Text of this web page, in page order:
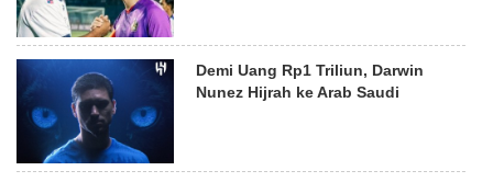
Demi Uang Rp1 Triliun, Darwin
Nunez Hijrah ke Arab Saudi